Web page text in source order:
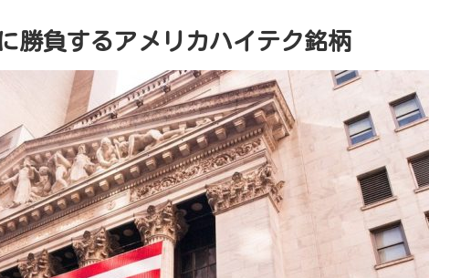
勝負するアメリカハイテク銘柄